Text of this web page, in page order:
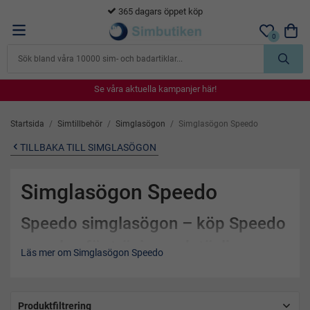
365 dagars öppet köp
0
Se våra aktuella kampanjer här!
Se våra aktuella kampanjer här!
Se våra aktuella kampanjer här!
Se våra aktuella kampanjer här!
Startsida / Simtillbehör / Simglasögon / Simglasögon Speedo
TILLBAKA TILL SIMGLASÖGON
Simglasögon Speedo
Speedo simglasögon – köp Speedo
goggles för träning och tävling
Speedo är ett av världens ledande varumärken inom simning
Läs mer om Simglasögon Speedo
Produktfiltrering